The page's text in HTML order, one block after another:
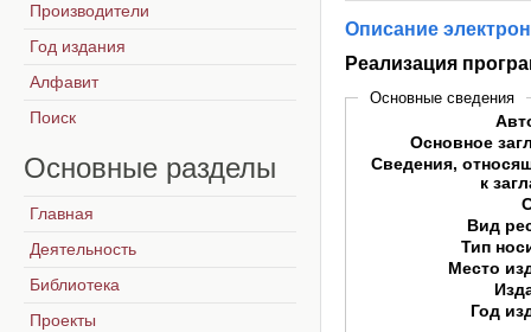
Описание
Реализация
Основные сведения
Основное
Сведения,
к
Вид
Тип
Место
Год
Производители
Год издания
Алфавит
Поиск
Основные разделы
Главная
Деятельность
Библиотека
Проекты